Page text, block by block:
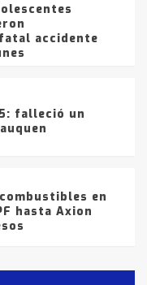
accidente
falleció un
en
hasta Axion